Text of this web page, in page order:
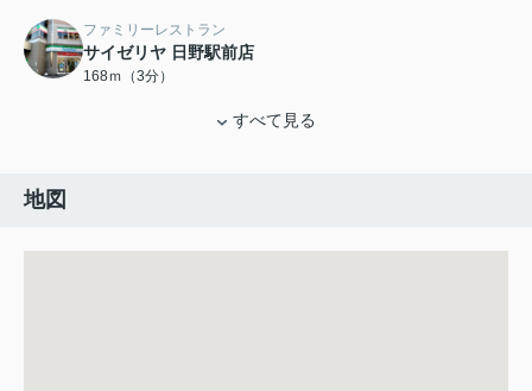
ファミリーレストラン
サイゼリヤ 日野駅前店
168ｍ（3分）
すべて見る
地図